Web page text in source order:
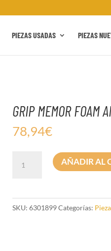
PIEZAS USADAS PIEZAS
GRIP MEMOR FOAM
78,94€
MEMOR
SP
AÑADIR AL
SKU: 6301899 Categorías: